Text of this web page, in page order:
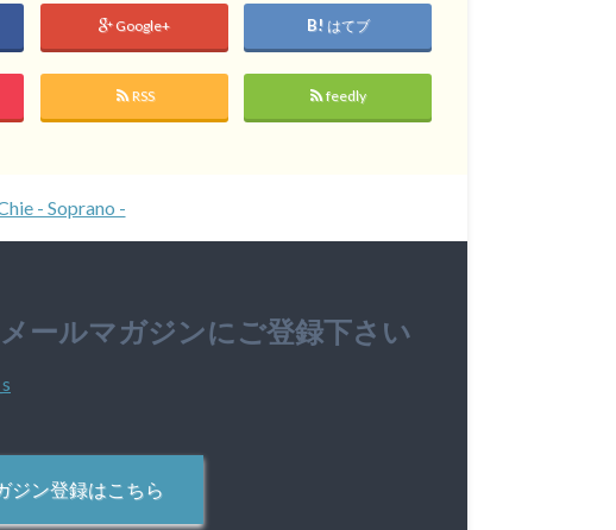
Google+ はてブ
RSS feedly
- Soprano -
ールマガジンにご登録下さい
ジン登録はこちら